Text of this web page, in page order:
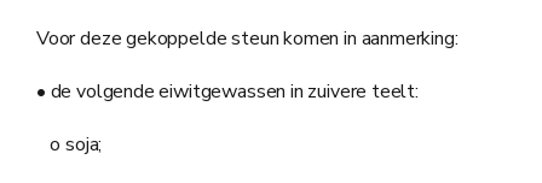
Voor deze gekoppelde steun komen in aanmerking:
• de volgende eiwitgewassen in zuivere teelt:
o soja;